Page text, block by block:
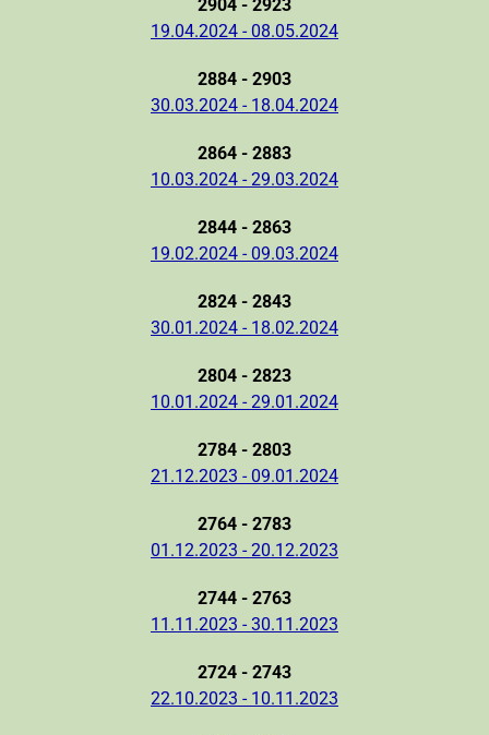
2904 - 2923
19.04.2024 - 08.05.2024
2884 - 2903
30.03.2024 - 18.04.2024
2864 - 2883
10.03.2024 - 29.03.2024
2844 - 2863
19.02.2024 - 09.03.2024
2824 - 2843
30.01.2024 - 18.02.2024
2804 - 2823
10.01.2024 - 29.01.2024
2784 - 2803
21.12.2023 - 09.01.2024
2764 - 2783
01.12.2023 - 20.12.2023
2744 - 2763
11.11.2023 - 30.11.2023
2724 - 2743
22.10.2023 - 10.11.2023